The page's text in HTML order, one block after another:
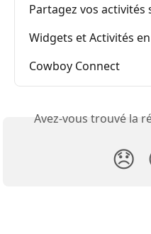
Partagez vos activités
Widgets et Activités
Cowboy Connect
Avez-vous trouvé la
😞